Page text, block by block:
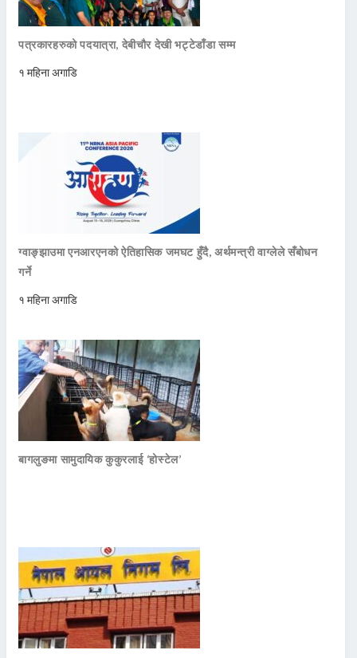
पत्रकारहरुको पदयात्रा, देबीचौर देखी भट्टेडाँडा सम्म
१ महिना अगाडि
ग्वाङ्झाउमा एनआरएनको ऐतिहासिक जमघट हुँदै, अर्थमन्त्री वाग्लेले सँबोधन
गर्ने
१ महिना अगाडि
बागलुङमा सामुदायिक कुकुरलाई ‘होस्टेल’